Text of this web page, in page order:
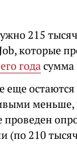
215
которые
годасумма
еще
проведен
(по 210